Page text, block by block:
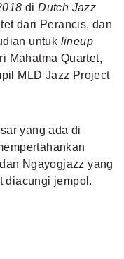
diDutch Jazz
dari Perancis, dan
untuk lineup
Mahatma Quartet,
MLD Jazz Project
yang ada di
Ngayogjazz yang
diacungi jempol.